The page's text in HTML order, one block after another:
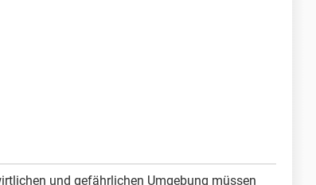
und gefährlichen Umgebung müssen